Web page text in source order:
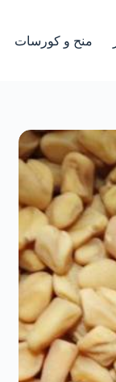
منح و كورسات